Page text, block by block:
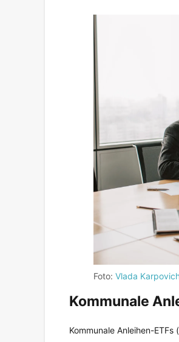
Foto: Vlada
Kommunale
Kommunale Anleihen-